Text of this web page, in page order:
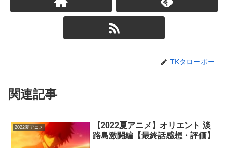
TKタローボー
関連記事
2022夏アニメ
【2022夏アニメ】オリエント 淡
路島激闘編【最終話感想・評価】